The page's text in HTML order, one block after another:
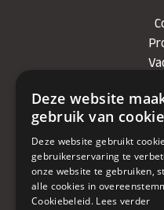
KVK:
IBAN :
BIC :
BTW (VAT) :
Deze website
gebruik van
Deze website gebruikt
gebruikerservaring te
onze website te gebruiken,
alle cookies in
Cookiebeleid. Lees verder